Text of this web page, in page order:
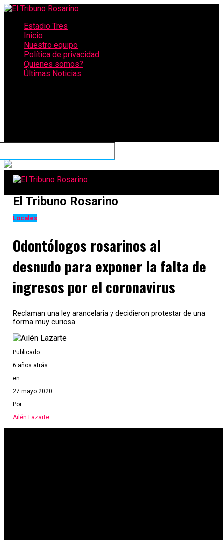
Estadio Tres
Inicio
Nuestro equipo
Política de privacidad
Quienes somos?
Últimas Noticias
El Tribuno Rosarino
Locales
Odontólogos rosarinos al
desnudo para exponer la falta de
ingresos por el coronavirus
Reclaman una ley arancelaria y decidieron protestar de una
forma muy curiosa.
Publicado
6 años atrás
en
27 mayo 2020
Por
Ailén Lazarte